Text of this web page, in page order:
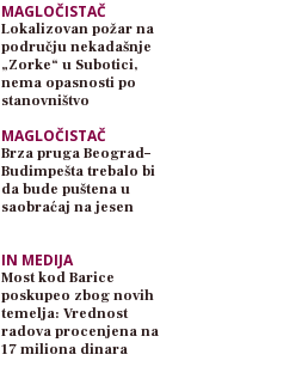
MAGLOČISTAČ
Lokalizovan požar na
području nekadašnje
„Zorke“ u Subotici,
nema opasnosti po
stanovništvo
MAGLOČISTAČ
Brza pruga Beograd–
Budimpešta trebalo bi
da bude puštena u
saobraćaj na jesen
IN MEDIJA
Most kod Barice
poskupeo zbog novih
temelja: Vrednost
radova procenjena na
17 miliona dinara